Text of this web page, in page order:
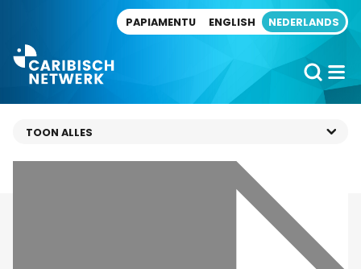
PAPIAMENTU ENGLISH NEDERLANDS